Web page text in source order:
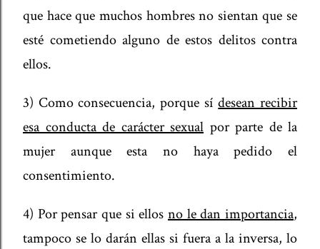
que hace que muchos hombres no sientan que se
esté cometiendo alguno de estos delitos contra
ellos.
3) Como consecuencia, porque sídesean recibir
esa conducta de carácter sexual por parte de la
mujer aunque esta no haya pedido el
consentimiento.
4) Por pensar que si ellos no le dan importancia,
tampoco se lo darán ellas si fuera a la inversa, lo